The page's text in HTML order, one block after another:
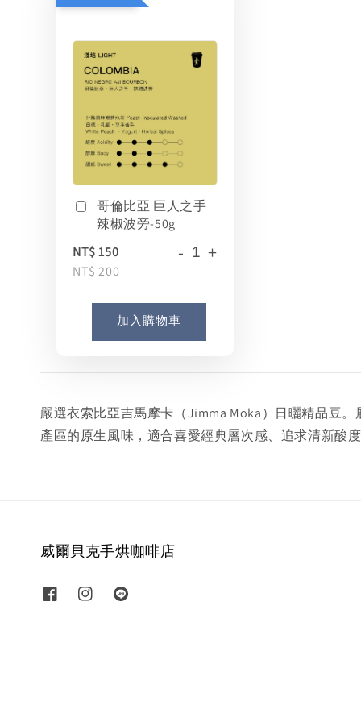
哥倫比亞 巨人之手
辣椒波旁-50g
NT$ 150
NT$ 200
- +
加入購物車
嚴選衣索比亞吉馬摩卡（Jimma Moka）日曬精品豆
產區的原生風味，適合喜愛經典層次感、追求清新酸
威爾貝克手烘咖啡店